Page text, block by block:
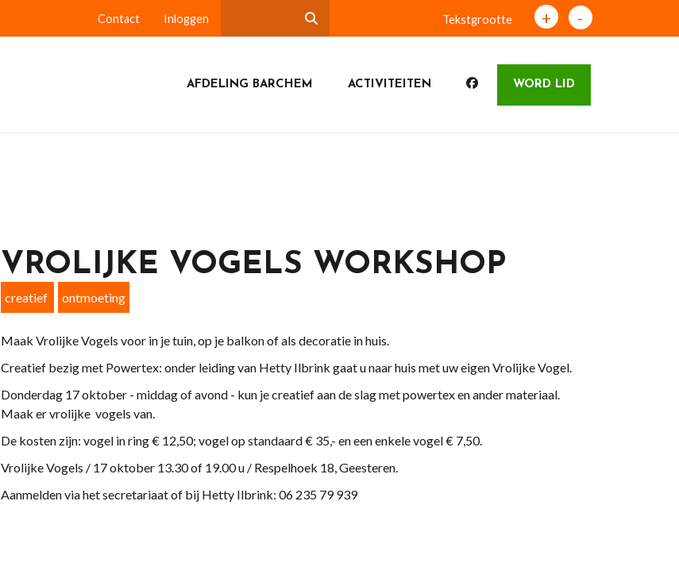
Contact Inloggen Tekstgrootte + -
AFDELING BARCHEM ACTIVITEITEN WORD LID
VROLIJKE VOGELS WORKSHOP
creatief ontmoeting
Maak Vrolijke Vogels voor in je tuin, op je balkon of als decoratie in huis.
Creatief bezig met Powertex: onder leiding van Hetty Ilbrink gaat u naar huis met uw eigen Vrolijke Vogel.
Donderdag 17 oktober - middag of avond - kun je creatief aan de slag met powertex en ander materiaal.
Maak er vrolijke vogels van.
De kosten zijn: vogel in ring € 12,50; vogel op standaard € 35,- en een enkele vogel € 7,50.
Vrolijke Vogels / 17 oktober 13.30 of 19.00 u / Respelhoek 18, Geesteren.
Aanmelden via het secretariaat of bij Hetty Ilbrink: 06 235 79 939